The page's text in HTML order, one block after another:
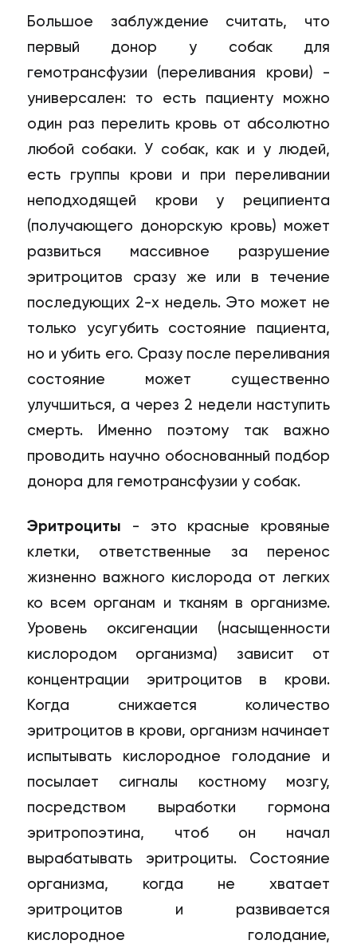
Большое заблуждение считать, что
первый донор у собак для
гемотрансфузии (переливания крови) -
универсален: то есть пациенту можно
один раз перелить кровь от абсолютно
любой собаки. У собак, как и у людей,
есть группы крови и при переливании
неподходящей крови у реципиента
(получающего донорскую кровь) может
развиться массивное разрушение
эритроцитов сразу же или в течение
последующих 2-х недель. Это может не
только усугубить состояние пациента,
но и убить его. Сразу после переливания
состояние может существенно
улучшиться, а через 2 недели наступить
смерть. Именно поэтому так важно
проводить научно обоснованный подбор
донора для гемотрансфузии у собак.
Эритроциты - это красные кровяные
клетки, ответственные за перенос
жизненно важного кислорода от легких
ко всем органам и тканям в организме.
Уровень оксигенации (насыщенности
кислородом организма) зависит от
концентрации эритроцитов в крови.
Когда снижается количество
эритроцитов в крови, организм начинает
испытывать кислородное голодание и
посылает сигналы костному мозгу,
посредством выработки гормона
эритропоэтина, чтоб он начал
вырабатывать эритроциты. Состояние
организма, когда не хватает
эритроцитов и развивается
кислородное голодание,